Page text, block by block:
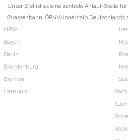
Unser Ziel ist es eine zentrale Anlauf-Stelle
Strassenbahn, ÖPNV) innerhalb Deutschlands
NRW
Bayern
Berlin
Brandenburg
Bremen
Hamburg